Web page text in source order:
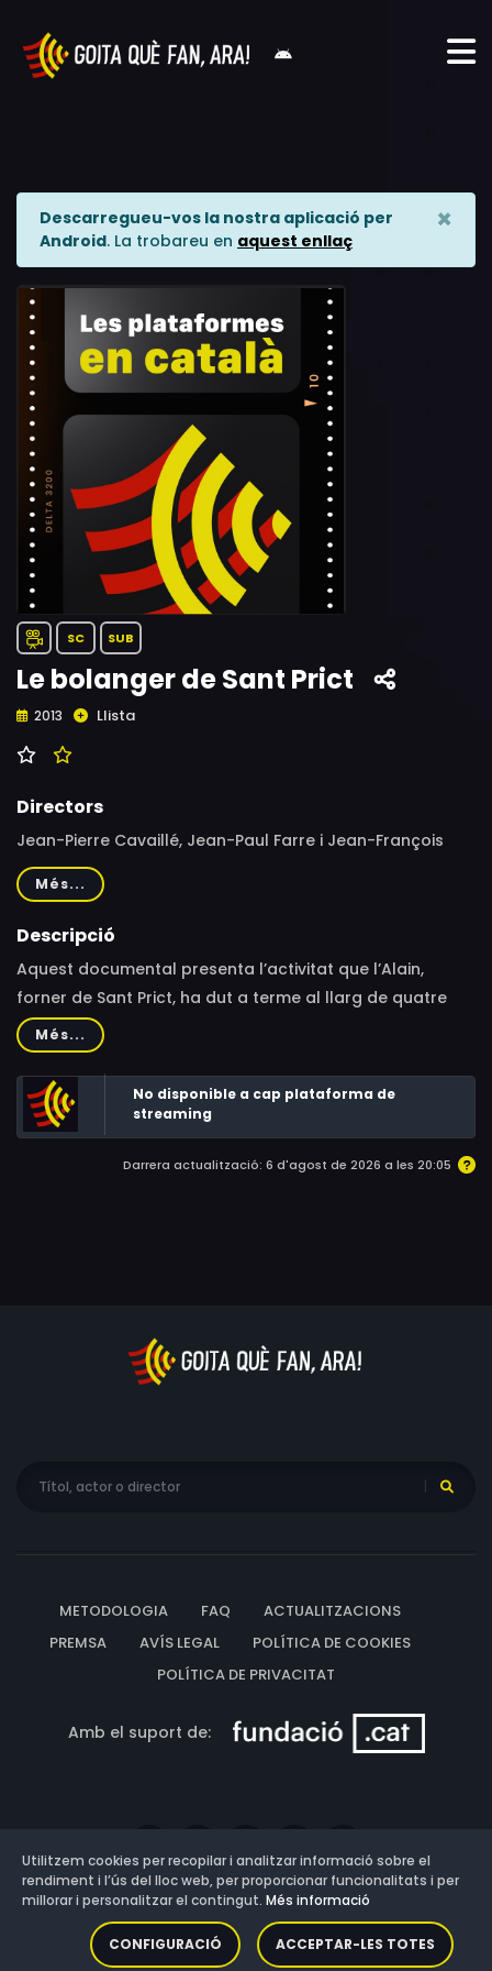
Descarregueu-vos la nostra aplicació per
Android. La trobareu en aquest enllaç
×
SC SUB
Le bolanger de Sant Prict
2013 Llista
Directors
Jean-Pierre Cavaillé, Jean-Paul Farre i Jean-François
Vignaud
Més...
Descripció
Aquest documental presenta l’activitat que l’Alain,
forner de Sant Prict, ha dut a terme al llarg de quatre
dècades i els contactes humans que n’han format part
inseparable.
Més...
No disponible a cap plataforma de
streaming
Darrera actualització: 6 d'agost de 2026 a les 20:05
METODOLOGIA FAQ
ACTUALITZACIONS
PREMSA
AVÍS LEGAL
POLÍTICA DE COOKIES
POLÍTICA DE PRIVACITAT
Amb el suport de:
Versió: 3.13.0.202607011342
Utilitzem cookies per recopilar i analitzar informació sobre el
rendiment i l’ús del lloc web, per proporcionar funcionalitats i per
millorar i personalitzar el contingut. Més informació
CONFIGURACIÓ ACCEPTAR-LES TOTES